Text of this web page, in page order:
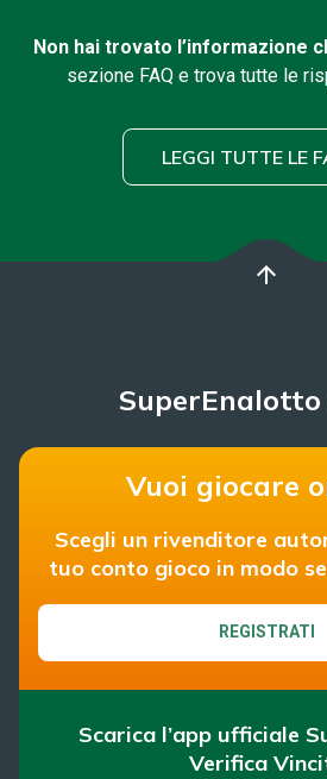
Non hai trovato l’informazione
sezione FAQ e trova tutte le
LEGGI TUTTE LE
arrow_upward
Vuoi giocare
Scegli un rivenditore
tuo conto gioco in modo
REGISTRATI
Scarica l’app ufficiale
Verifica